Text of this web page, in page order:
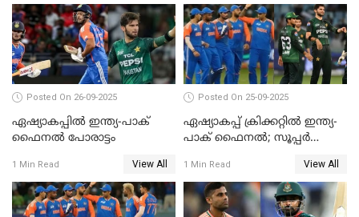
Posted On 26-09-2025
ഏഷ്യാകപ്പില്‍ ഇന്ത്യ-പാക്
ഫൈനല്‍ പോരാട്ടം
1 Min Read View All
Posted On 25-09-2025
ഏഷ്യാകപ്പ് ക്രിക്കറ്റിൽ ഇന്ത്യ-
പാക് ഫൈനല്‍; സൂപ്പർ
തോൽപിച്ച് പാകിസ്ഥാൻ
1 Min Read View All